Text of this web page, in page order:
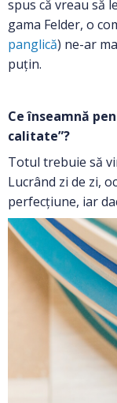
spus că vreau să
gama Felder, o
panglică) ne-ar
puțin.
Ce înseamnă
calitate”?
Totul trebuie să
Lucrând zi de zi,
perfecțiune, iar